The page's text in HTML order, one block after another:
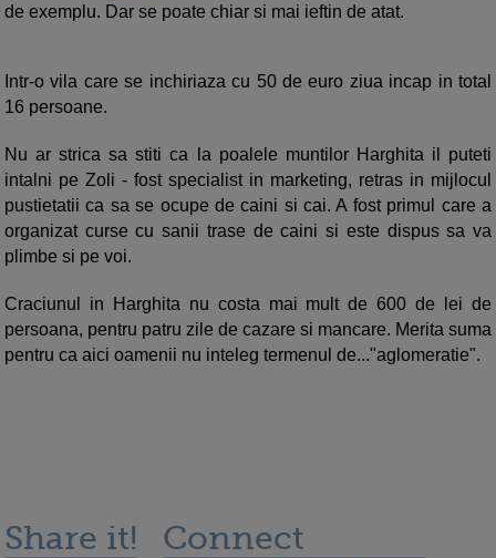
de exemplu. Dar se poate chiar si mai ieftin de atat.
Intr-o vila care se inchiriaza cu 50 de euro ziua incap in total
16 persoane.
Nu ar strica sa stiti ca la poalele muntilor Harghita il puteti
intalni pe Zoli - fost specialist in marketing, retras in mijlocul
pustietatii ca sa se ocupe de caini si cai. A fost primul care a
organizat curse cu sanii trase de caini si este dispus sa va
plimbe si pe voi.
Craciunul in Harghita nu costa mai mult de 600 de lei de
persoana, pentru patru zile de cazare si mancare. Merita suma
pentru ca aici oamenii nu inteleg termenul de..."aglomeratie".
Share it! Connect